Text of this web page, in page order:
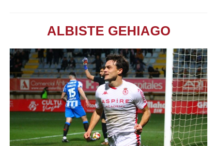
ALBISTE GEHIAGO